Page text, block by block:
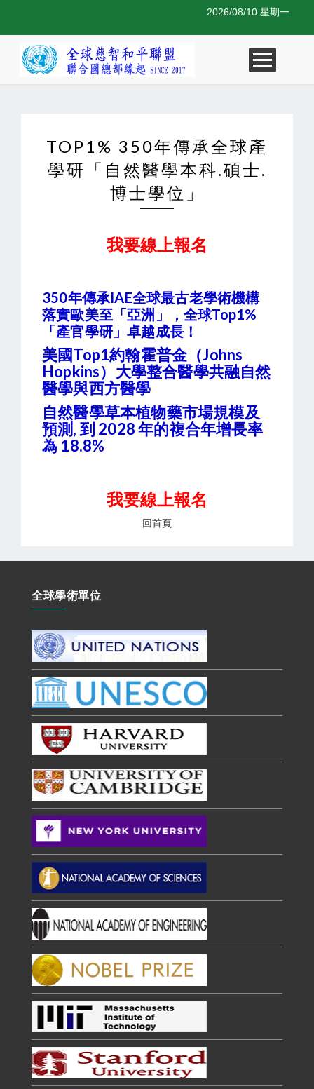
2026/08/10 星期一
TOP1% 350年傳承全球產
學研「自然醫學本科.碩士.
博士學位」
我要線上報名
350年傳承IAE全球最古老學術機構
落實歐美至「亞洲」，全球Top1%
「產官學研」卓越成長！
美國Top1約翰霍普金（Johns
Hopkins）大學整合醫學共融自然
醫學與西方醫學
自然醫學草本植物藥市場規模及
預測, 到 2028 年的複合年增長率
為 18.8%
我要線上報名
回首頁
全球學術單位